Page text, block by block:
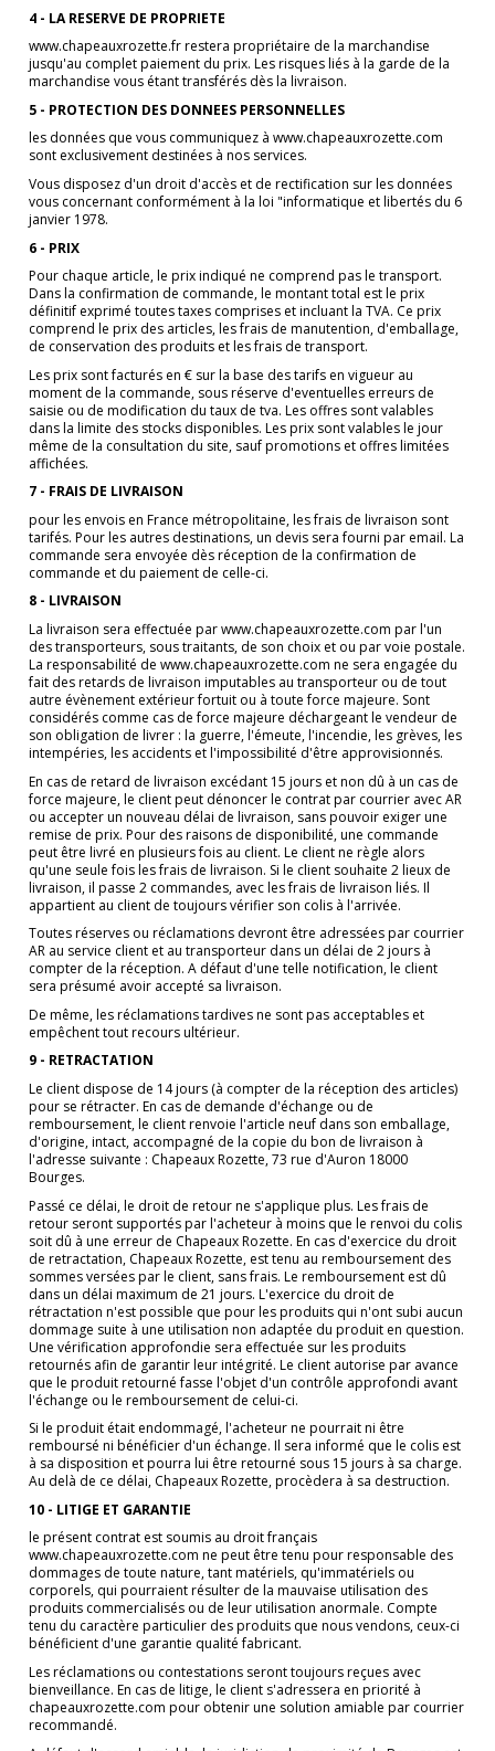
4 - LA RESERVE DE PROPRIETE
www.chapeauxrozette.fr restera propriétaire de la marchandise
jusqu'au complet paiement du prix. Les risques liés à la garde de la
marchandise vous étant transférés dès la livraison.
5 - PROTECTION DES DONNEES PERSONNELLES
les données que vous communiquez à www.chapeauxrozette.com
sont exclusivement destinées à nos services.
Vous disposez d'un droit d'accès et de rectification sur les données
vous concernant conformément à la loi "informatique et libertés du 6
janvier 1978.
6 - PRIX
Pour chaque article, le prix indiqué ne comprend pas le transport.
Dans la confirmation de commande, le montant total est le prix
définitif exprimé toutes taxes comprises et incluant la TVA. Ce prix
comprend le prix des articles, les frais de manutention, d'emballage,
de conservation des produits et les frais de transport.
Les prix sont facturés en € sur la base des tarifs en vigueur au
moment de la commande, sous réserve d'eventuelles erreurs de
saisie ou de modification du taux de tva. Les offres sont valables
dans la limite des stocks disponibles. Les prix sont valables le jour
même de la consultation du site, sauf promotions et offres limitées
affichées.
7 - FRAIS DE LIVRAISON
pour les envois en France métropolitaine, les frais de livraison sont
tarifés. Pour les autres destinations, un devis sera fourni par email. La
commande sera envoyée dès réception de la confirmation de
commande et du paiement de celle-ci.
8 - LIVRAISON
La livraison sera effectuée par www.chapeauxrozette.com par l'un
des transporteurs, sous traitants, de son choix et ou par voie postale.
La responsabilité de www.chapeauxrozette.com ne sera engagée du
fait des retards de livraison imputables au transporteur ou de tout
autre évènement extérieur fortuit ou à toute force majeure. Sont
considérés comme cas de force majeure déchargeant le vendeur de
son obligation de livrer : la guerre, l'émeute, l'incendie, les grèves, les
intempéries, les accidents et l'impossibilité d'être approvisionnés.
En cas de retard de livraison excédant 15 jours et non dû à un cas de
force majeure, le client peut dénoncer le contrat par courrier avec AR
ou accepter un nouveau délai de livraison, sans pouvoir exiger une
remise de prix. Pour des raisons de disponibilité, une commande
peut être livré en plusieurs fois au client. Le client ne règle alors
qu'une seule fois les frais de livraison. Si le client souhaite 2 lieux de
livraison, il passe 2 commandes, avec les frais de livraison liés. Il
appartient au client de toujours vérifier son colis à l'arrivée.
Toutes réserves ou réclamations devront être adressées par courrier
AR au service client et au transporteur dans un délai de 2 jours à
compter de la réception. A défaut d'une telle notification, le client
sera présumé avoir accepté sa livraison.
De même, les réclamations tardives ne sont pas acceptables et
empêchent tout recours ultérieur.
9 - RETRACTATION
Le client dispose de 14 jours (à compter de la réception des articles)
pour se rétracter. En cas de demande d'échange ou de
remboursement, le client renvoie l'article neuf dans son emballage,
d'origine, intact, accompagné de la copie du bon de livraison à
l'adresse suivante : Chapeaux Rozette, 73 rue d'Auron 18000
Bourges.
Passé ce délai, le droit de retour ne s'applique plus. Les frais de
retour seront supportés par l'acheteur à moins que le renvoi du colis
soit dû à une erreur de Chapeaux Rozette. En cas d'exercice du droit
de retractation, Chapeaux Rozette, est tenu au remboursement des
sommes versées par le client, sans frais. Le remboursement est dû
dans un délai maximum de 21 jours. L'exercice du droit de
rétractation n'est possible que pour les produits qui n'ont subi aucun
dommage suite à une utilisation non adaptée du produit en question.
Une vérification approfondie sera effectuée sur les produits
retournés afin de garantir leur intégrité. Le client autorise par avance
que le produit retourné fasse l'objet d'un contrôle approfondi avant
l'échange ou le remboursement de celui-ci.
Si le produit était endommagé, l'acheteur ne pourrait ni être
remboursé ni bénéficier d'un échange. Il sera informé que le colis est
à sa disposition et pourra lui être retourné sous 15 jours à sa charge.
Au delà de ce délai, Chapeaux Rozette, procèdera à sa destruction.
10 - LITIGE ET GARANTIE
le présent contrat est soumis au droit français
www.chapeauxrozette.com ne peut être tenu pour responsable des
dommages de toute nature, tant matériels, qu'immatériels ou
corporels, qui pourraient résulter de la mauvaise utilisation des
produits commercialisés ou de leur utilisation anormale. Compte
tenu du caractère particulier des produits que nous vendons, ceux-ci
bénéficient d'une garantie qualité fabricant.
Les réclamations ou contestations seront toujours reçues avec
bienveillance. En cas de litige, le client s'adressera en priorité à
chapeauxrozette.com pour obtenir une solution amiable par courrier
recommandé.